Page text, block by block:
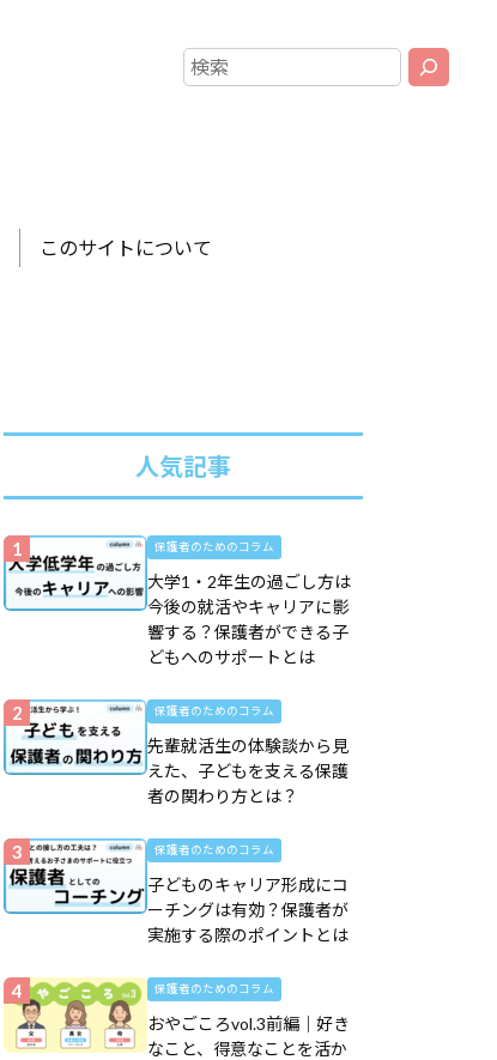
このサイトについて
人気記事
保護者のためのコラム
大学1・2年生の過ごし方は
今後の就活やキャリアに影
響する？保護者ができる子
どもへのサポートとは
保護者のためのコラム
先輩就活生の体験談から見
えた、子どもを支える保護
者の関わり方とは？
保護者のためのコラム
子どものキャリア形成にコ
ーチングは有効？保護者が
実施する際のポイントとは
保護者のためのコラム
おやごころvol.3前編｜好き
なこと、得意なことを活か